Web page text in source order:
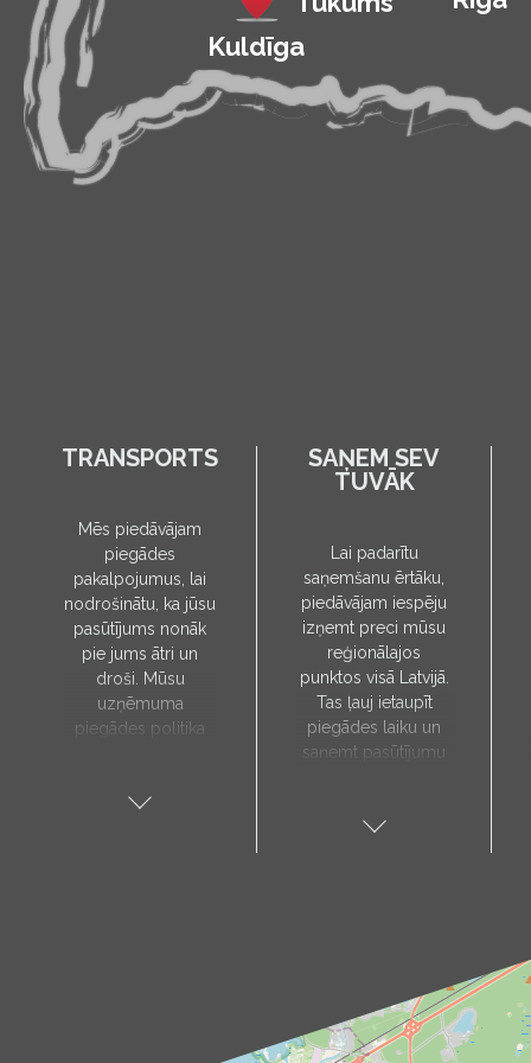
Kuldīga
TRANSPORTS
Mēs piedāvājam
piegādes
pakalpojumus, lai
nodrošinātu, ka jūsu
pasūtījums nonāk
pie jums ātri un
droši. Mūsu
uzņēmuma
piegādes politika
uz jūsu norādīto
SAŅEM SEV
TUVĀK
Lai padarītu
saņemšanu ērtāku,
piedāvājam iespēju
izņemt preci mūsu
reģionālajos
punktos visā Latvijā.
Tas ļauj ietaupīt
piegādes laiku un
saņemt pasūtījumu
saņemšanas punkti:
Saulkrasti, Talsi,
Tukums, Valka,
Valmiera.